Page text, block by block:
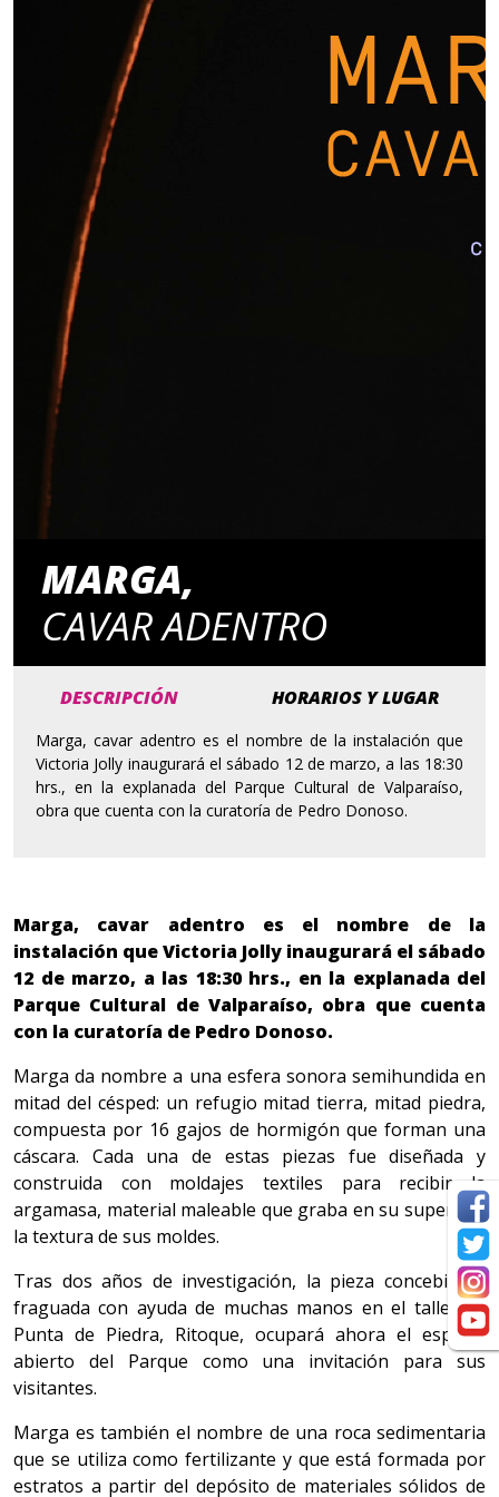
MARGA,
CAVAR ADENTRO
DESCRIPCIÓN HORARIOS Y LUGAR
Marga, cavar adentro es el nombre de la instalación que
Victoria Jolly inaugurará el sábado 12 de marzo, a las 18:30
hrs., en la explanada del Parque Cultural de Valparaíso,
obra que cuenta con la curatoría de Pedro Donoso.
Marga, cavar adentro es el nombre de la
instalación que Victoria Jolly inaugurará el sábado
12 de marzo, a las 18:30 hrs., en la explanada del
Parque Cultural de Valparaíso, obra que cuenta
con la curatoría de Pedro Donoso.
Marga da nombre a una esfera sonora semihundida en
mitad del césped: un refugio mitad tierra, mitad piedra,
compuesta por 16 gajos de hormigón que forman una
cáscara. Cada una de estas piezas fue diseñada y
construida con moldajes textiles para recibir la
argamasa, material maleable que graba en su superficie
la textura de sus moldes.
Tras dos años de investigación, la pieza concebida y
fraguada con ayuda de muchas manos en el taller de
Punta de Piedra, Ritoque, ocupará ahora el espacio
abierto del Parque como una invitación para sus
visitantes.
Marga es también el nombre de una roca sedimentaria
que se utiliza como fertilizante y que está formada por
estratos a partir del depósito de materiales sólidos de